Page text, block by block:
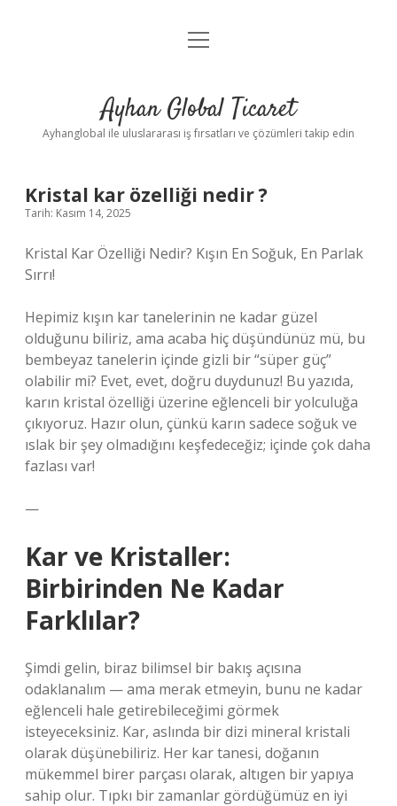
Anasayfa
Yasal Uyarı
menüyü
Ayhan Global Ticaret
Ayhanglobal ile uluslararası iş fırsatları ve çözümleri takip edin
Kristal kar özelliği nedir ?
Tarih: Kasım 14, 2025
Kristal Kar Özelliği Nedir? Kışın En Soğuk, En Parlak
Sırrı!
Hepimiz kışın kar tanelerinin ne kadar güzel
olduğunu biliriz, ama acaba hiç düşündünüz mü, bu
bembeyaz tanelerin içinde gizli bir “süper güç”
olabilir mi? Evet, evet, doğru duydunuz! Bu yazıda,
karın kristal özelliği üzerine eğlenceli bir yolculuğa
çıkıyoruz. Hazır olun, çünkü karın sadece soğuk ve
ıslak bir şey olmadığını keşfedeceğiz; içinde çok daha
fazlası var!
—
Kar ve Kristaller:
Birbirinden Ne Kadar
Farklılar?
Şimdi gelin, biraz bilimsel bir bakış açısına
odaklanalım — ama merak etmeyin, bunu ne kadar
eğlenceli hale getirebileceğimi görmek
isteyeceksiniz. Kar, aslında bir dizi mineral kristali
olarak düşünebiliriz. Her kar tanesi, doğanın
mükemmel birer parçası olarak, altıgen bir yapıya
sahip olur. Tıpkı bir zamanlar gördüğümüz en iyi